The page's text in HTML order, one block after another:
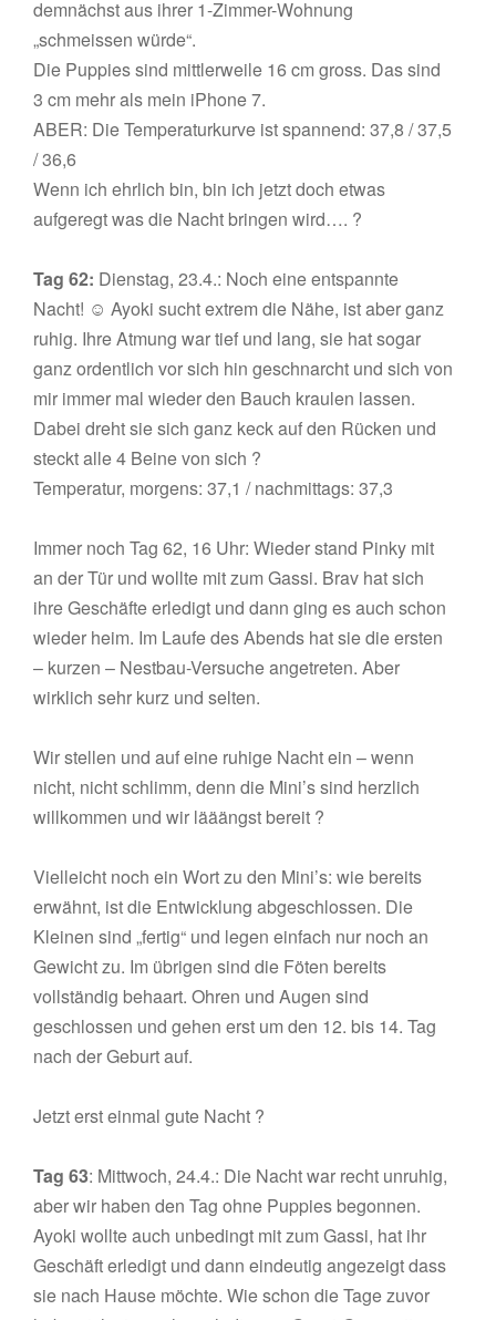
demnächst aus ihrer 1-Zimmer-Wohnung
„schmeissen würde“.
Die Puppies sind mittlerweile 16 cm gross. Das sind
3 cm mehr als mein iPhone 7.
ABER: Die Temperaturkurve ist spannend: 37,8 / 37,5
/ 36,6
Wenn ich ehrlich bin, bin ich jetzt doch etwas
aufgeregt was die Nacht bringen wird…. ?
Tag 62: Dienstag, 23.4.: Noch eine entspannte
Nacht! ☺️ Ayoki sucht extrem die Nähe, ist aber ganz
ruhig. Ihre Atmung war tief und lang, sie hat sogar
ganz ordentlich vor sich hin geschnarcht und sich von
mir immer mal wieder den Bauch kraulen lassen.
Dabei dreht sie sich ganz keck auf den Rücken und
steckt alle 4 Beine von sich ?
Temperatur, morgens: 37,1 / nachmittags: 37,3
Immer noch Tag 62, 16 Uhr: Wieder stand Pinky mit
an der Tür und wollte mit zum Gassi. Brav hat sich
ihre Geschäfte erledigt und dann ging es auch schon
wieder heim. Im Laufe des Abends hat sie die ersten
– kurzen – Nestbau-Versuche angetreten. Aber
wirklich sehr kurz und selten.
Wir stellen und auf eine ruhige Nacht ein – wenn
nicht, nicht schlimm, denn die Mini’s sind herzlich
willkommen und wir lääängst bereit ?
Vielleicht noch ein Wort zu den Mini’s: wie bereits
erwähnt, ist die Entwicklung abgeschlossen. Die
Kleinen sind „fertig“ und legen einfach nur noch an
Gewicht zu. Im übrigen sind die Föten bereits
vollständig behaart. Ohren und Augen sind
geschlossen und gehen erst um den 12. bis 14. Tag
nach der Geburt auf.
Jetzt erst einmal gute Nacht ?
Tag 63: Mittwoch, 24.4.: Die Nacht war recht unruhig,
aber wir haben den Tag ohne Puppies begonnen.
Ayoki wollte auch unbedingt mit zum Gassi, hat ihr
Geschäft erledigt und dann eindeutig angezeigt dass
sie nach Hause möchte. Wie schon die Tage zuvor